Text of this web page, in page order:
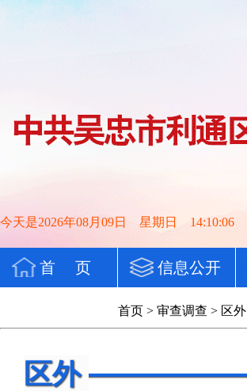
今天是2026年08月09日 星期日 14:10:07
首 页 信息公开
首页 > 审查调查 > 区外
区外